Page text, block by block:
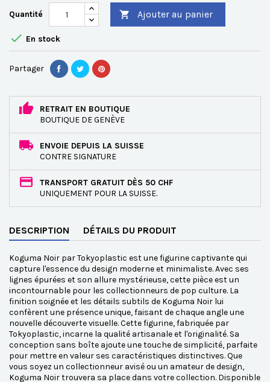
Quantité  Ajouter au panier
 En stock
Partager
RETRAIT EN BOUTIQUE
BOUTIQUE DE GENÈVE
ENVOIE DEPUIS LA SUISSE
CONTRE SIGNATURE
TRANSPORT GRATUIT DÈS 50 CHF
UNIQUEMENT POUR LA SUISSE.
DESCRIPTION DÉTAILS DU PRODUIT
Koguma Noir par Tokyoplastic est une figurine captivante qui
capture l'essence du design moderne et minimaliste. Avec ses
lignes épurées et son allure mystérieuse, cette pièce est un
incontournable pour les collectionneurs de pop culture. La
finition soignée et les détails subtils de Koguma Noir lui
confèrent une présence unique, faisant de chaque angle une
nouvelle découverte visuelle. Cette figurine, fabriquée par
Tokyoplastic, incarne la qualité artisanale et l'originalité. Sa
conception sans boîte ajoute une touche de simplicité, parfaite
pour mettre en valeur ses caractéristiques distinctives. Que
vous soyez un collectionneur avisé ou un amateur de design,
Koguma Noir trouvera sa place dans votre collection. Disponible